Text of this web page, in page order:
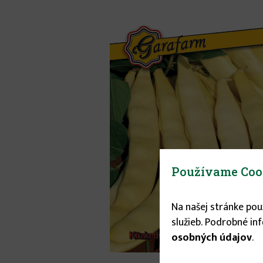
Používame
Na našej stránke
služieb. Podrobné
osobných údajov.